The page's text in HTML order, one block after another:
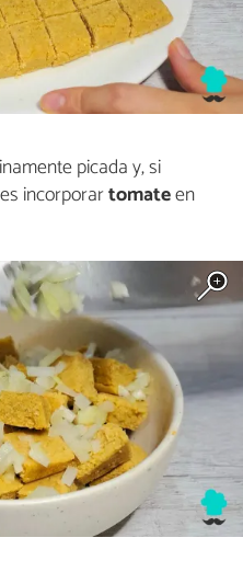
picada y, si
incorporartomateen